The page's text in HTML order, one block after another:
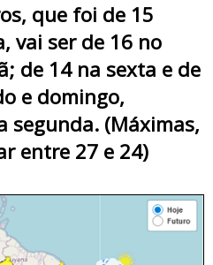
que foi de 15
vai ser de 16 no
de 14 na sexta e de
e domingo,
segunda. (Máximas,
entre 27 e 24)